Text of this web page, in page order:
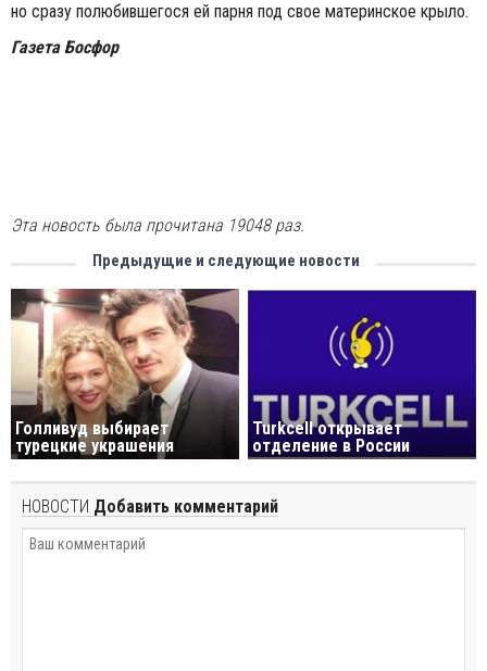
но сразу полюбившегося ей парня под свое материнское крыло.
Газета Босфор
Эта новость была прочитана 19048 раз.
Предыдущие и следующие новости
Голливуд выбирает
турецкие украшения
Turkcell открывает
отделение в России
НОВОСТИ Добавить комментарий